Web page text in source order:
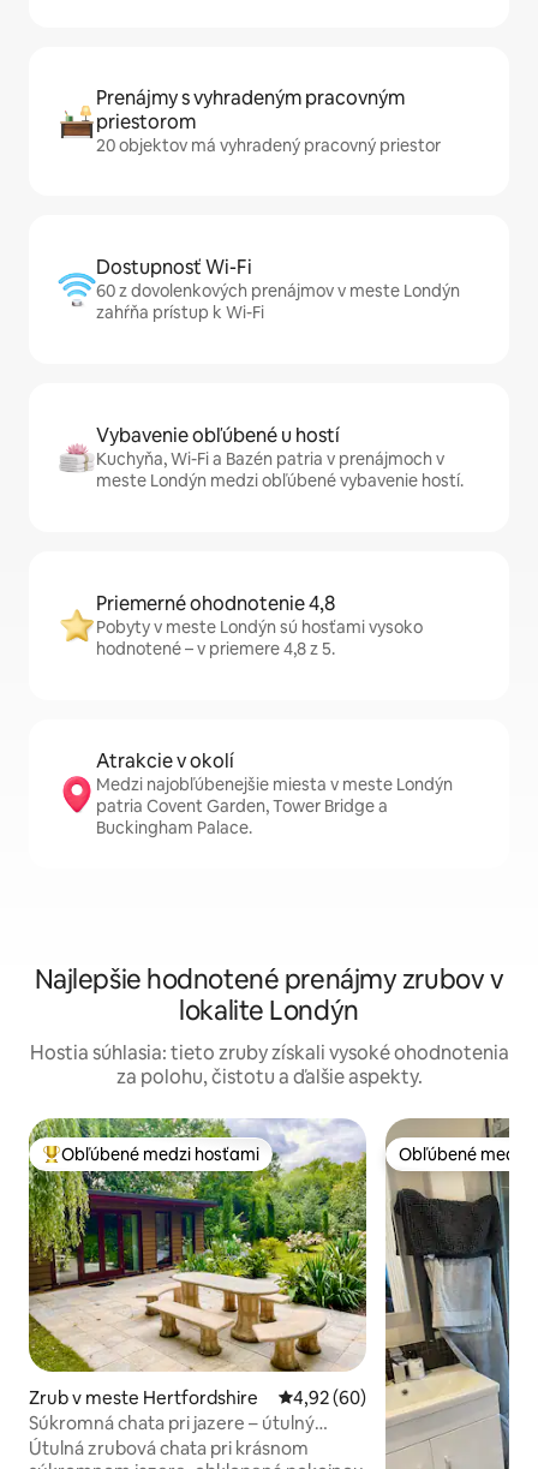
Prenájmy s vyhradeným pracovným
priestorom
20 objektov má vyhradený pracovný priestor
Dostupnosť Wi-Fi
60 z dovolenkových prenájmov v meste Londýn
zahŕňa prístup k Wi-Fi
Vybavenie obľúbené u hostí
Kuchyňa, Wi-Fi a Bazén patria v prenájmoch v
meste Londýn medzi obľúbené vybavenie hostí.
Priemerné ohodnotenie 4,8
Pobyty v meste Londýn sú hosťami vysoko
hodnotené – v priemere 4,8 z 5.
Atrakcie v okolí
Medzi najobľúbenejšie miesta v meste Londýn
patria Covent Garden, Tower Bridge a
Buckingham Palace.
Najlepšie hodnotené prenájmy zrubov v
lokalite Londýn
Hostia súhlasia: tieto zruby získali vysoké ohodnotenia
za polohu, čistotu a ďalšie aspekty.
Najobľúbenejšie medzi hosťami
Obľúbené medzi hosťami
Zrub v meste Hertfordshire Priemerné ohodnotenie 4,92
4,92 (60)
Súkromná chata pri jazere – útulný
vidiecky pobyt
Útulná zrubová chata pri krásnom
Obľúbené medzi
Obľúbené medzi